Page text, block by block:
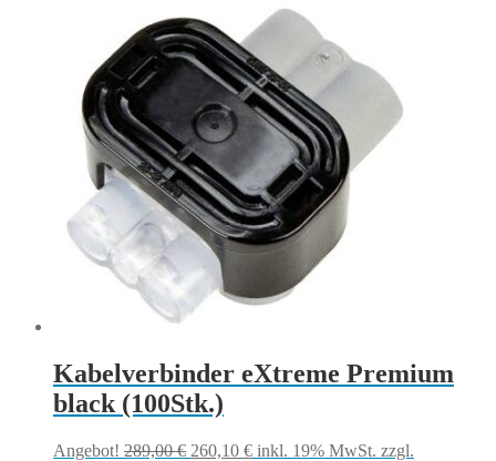
Kabelverbinder eXtreme Premium
black (100Stk.)
Angebot! 289,00€ Ursprünglicher
260,10 €Aktueller
inkl. 19% MwSt. zzgl.